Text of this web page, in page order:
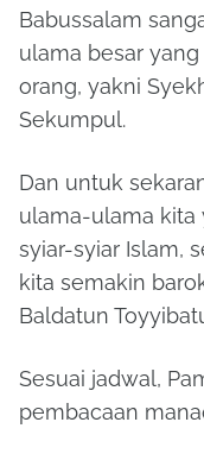
Babussalam
ulama besar
orang, yakni
Sekumpul.
Dan untuk
ulama-ulama kita
syiar-syiar Islam,
kita semakin
Baldatun
Sesuai jadwal,
pembacaan